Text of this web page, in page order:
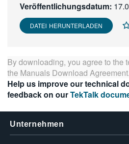
Veröffentlichungsdatum:
DATEI HERUNTERLADEN
By downloading, you agree to the
the Manuals Download Agreement.
Help us improve our technical
feedback on ourTekTalk
Unternehmen